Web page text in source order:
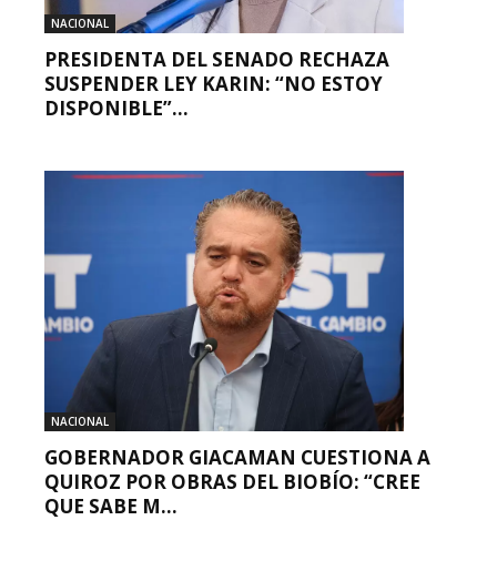
NACIONAL
PRESIDENTA DEL SENADO RECHAZA
SUSPENDER LEY KARIN: “NO ESTOY
DISPONIBLE”...
NACIONAL
GOBERNADOR GIACAMAN CUESTIONA A
QUIROZ POR OBRAS DEL BIOBÍO: “CREE
QUE SABE M...